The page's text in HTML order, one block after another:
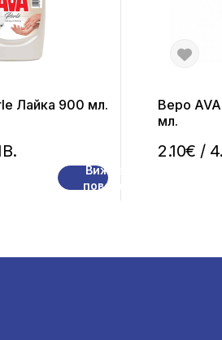
Лайка 900 мл.
Вижте
повече
2.10€ /
Веро
мл.